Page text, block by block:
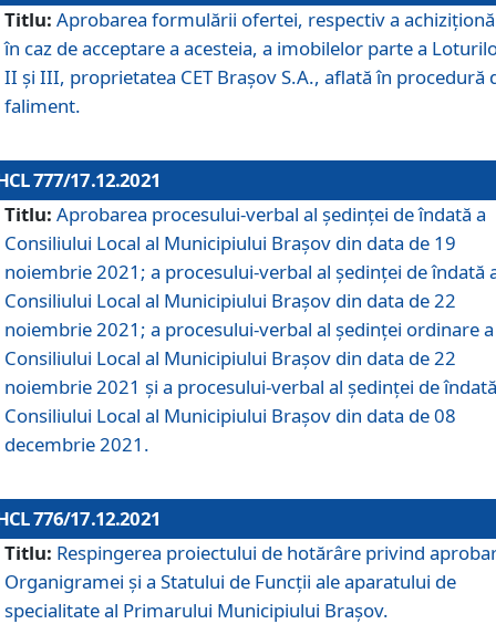
Titlu: Aprobarea formulării ofertei, respectiv a
în caz de acceptare a acesteia, a imobilelor parte a
II și III, proprietatea CET Brașov S.A., aflată în procedură
faliment.
777/17.12.2021
Titlu: Aprobarea procesului-verbal al şedinţei de îndată a
Consiliului Local al Municipiului Braşov din data de 19
noiembrie 2021; a procesului-verbal al şedinţei de îndată
Consiliului Local al Municipiului Braşov din data de 22
noiembrie 2021; a procesului-verbal al şedinţei ordinare a
Consiliului Local al Municipiului Braşov din data de 22
noiembrie 2021 și a procesului-verbal al şedinţei de
Consiliului Local al Municipiului Braşov din data de 08
decembrie 2021.
776/17.12.2021
Titlu: Respingerea proiectului de hotărâre privind
Organigramei şi a Statului de Funcţii ale aparatului de
specialitate al Primarului Municipiului Braşov.